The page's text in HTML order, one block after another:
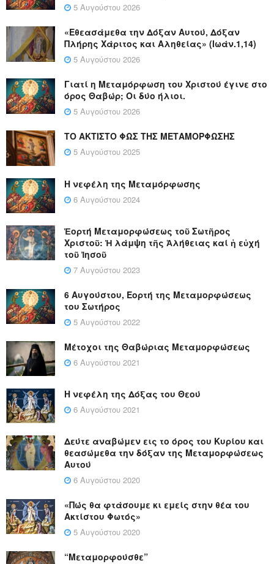
5 Αυγούστου 2026
«Εθεασάμεθα την Δόξαν Αυτού, Δόξαν
Πλήρης Χάριτος και Αληθείας» (Ιωάν.1,14)
5 Αυγούστου 2026
Γιατί η Μεταμόρφωση του Χριστού έγινε στο
όρος Θαβώρ; Οι δύο ήλιοι.
5 Αυγούστου 2026
ΤΟ ΑΚΤΙΣΤΟ ΦΩΣ ΤΗΣ ΜΕΤΑΜΟΡΦΩΣΗΣ
5 Αυγούστου 2025
Η νεφέλη της Μεταμόρφωσης
6 Αυγούστου 2024
Ἑορτή Μεταμορφώσεως τοῦ Σωτῆρος
Χριστοῦ: Ἡ λάμψη τῆς Ἀλήθειας καί ἡ εὐχή
τοῦ Ἰησοῦ
7 Αυγούστου 2023
6 Αυγούστου, Εορτή της Μεταμορφώσεως
του Σωτήρος
5 Αυγούστου 2022
Μέτοχοι της Θαβώριας Μεταμορφώσεως
6 Αυγούστου 2021
Η νεφέλη της Δόξας του Θεού
6 Αυγούστου 2021
Δεύτε αναβώμεν εις το όρος του Κυρίου και
θεασώμεθα την δόξαν της Μεταμορφώσεως
Αυτού
6 Αυγούστου 2020
«Πώς θα φτάσουμε κι εμείς στην θέα του
Ακτίστου Φωτός»
5 Αυγούστου 2020
“Μεταμορφούσθε”